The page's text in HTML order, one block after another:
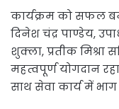
कार्यक्रम को सफल
दिनेश चंद्र पाण्डेय,
शुक्ला, प्रतीक
महत्वपूर्ण योगदान
साथ सेवा कार्य में भाग